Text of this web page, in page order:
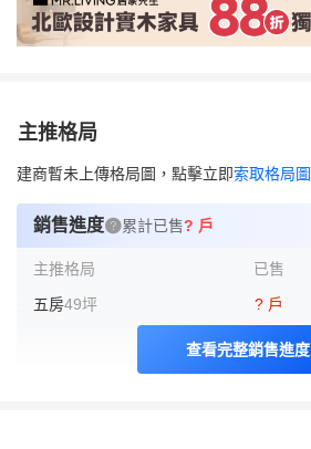
主推格局
建商暫未上傳格局圖，點擊立即索取格局圖
銷售進度 累計已售? 戶
主推格局 已售
五房49坪 ? 戶
查看完整銷售進度